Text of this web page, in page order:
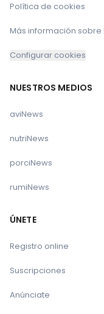
Política de cookies
Más información sobre
Configurar cookies
NUESTROS MEDIOS
aviNews
nutriNews
porciNews
rumiNews
ÚNETE
Registro online
Suscripciones
Anúnciate